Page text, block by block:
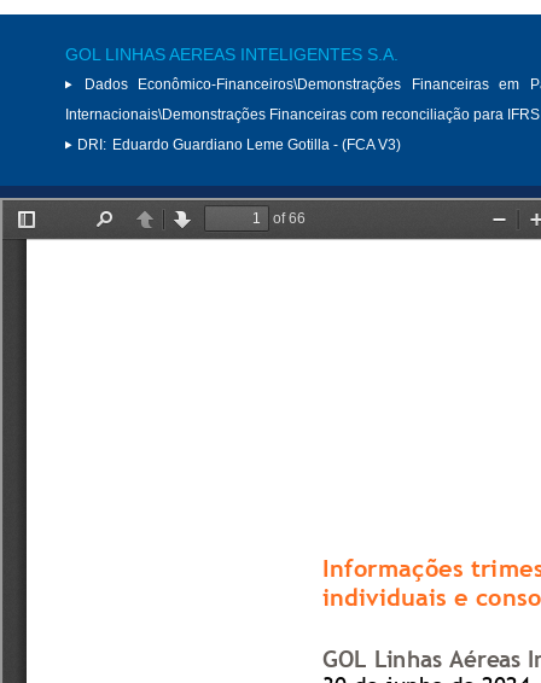
GOL LINHAS AEREAS INTELIGENTES S.A.
Dados Econômico-Financeiros\Demonstrações Financeiras em
Internacionais\Demonstrações Financeiras com reconciliação para IFRS
DRI: Eduardo Guardiano Leme Gotilla - (FCA V3)